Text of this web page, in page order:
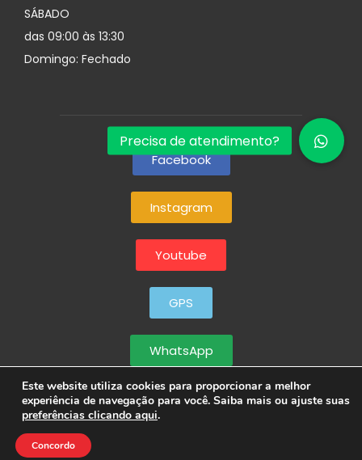
SÁBADO
das 09:00 às 13:30
Domingo: Fechado
Facebook
Instagram
Youtube
GPS
WhatsApp
Este website utiliza cookies para proporcionar a melhor
experiência de navegação para você. Saiba mais ou ajuste suas
preferências clicando aqui.
Concordo